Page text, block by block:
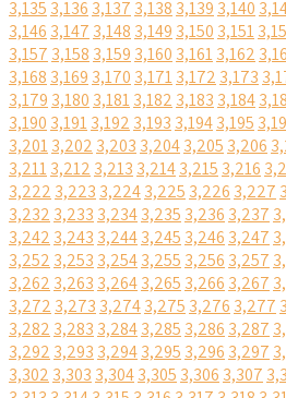
3,135 3,136 3,137 3,138 3,139 3,140
3,146 3,147 3,148 3,149 3,150 3,151
3,157 3,158 3,159 3,160 3,1613,162
3,168 3,169 3,170 3,1713,172 3,173
3,179 3,180 3,1813,182 3,183 3,184
3,190 3,1913,192 3,193 3,1943,195
3,2013,202 3,203 3,2043,205 3,206
3,2113,212 3,213 3,2143,215 3,216
3,222 3,223 3,2243,225 3,226 3,227
3,232 3,233 3,2343,235 3,236 3,237
3,242 3,243 3,2443,245 3,246 3,247
3,252 3,253 3,2543,255 3,256 3,257
3,262 3,263 3,2643,265 3,266 3,267
3,272 3,273 3,2743,275 3,276 3,277
3,282 3,283 3,2843,285 3,286 3,287
3,292 3,293 3,2943,295 3,296 3,297
3,302 3,303 3,3043,305 3,306 3,307